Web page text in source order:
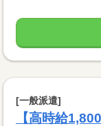
[一般派遣]
【高時給